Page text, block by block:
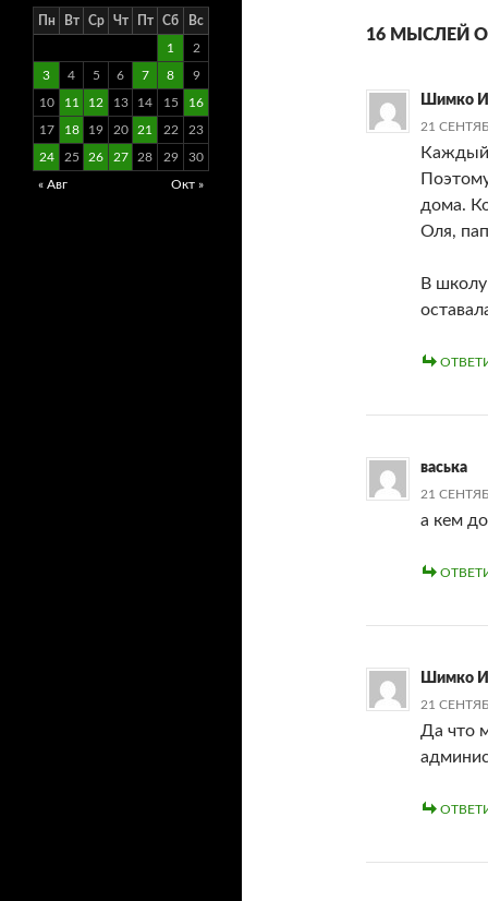
16 МЫСЛЕЙ О
Шимко
21
Каждый
дома.
Оля,
В
васька
21
а кем
Шимко
21
Да что
Пн Вт Ср Чт Пт Сб Вс
1 2
3 4 5 6 7 8 9
10 11 12 13 14 15 16
17 18 19 20 21 22 23
24 25 26 27 28 29 30
« Авг Окт »